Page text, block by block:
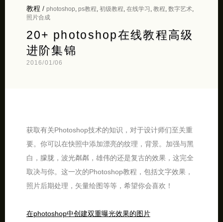
教程 / photoshop ps教程 初级教程 在线学习 教程 数字艺术,
照片合成
20+ photoshop在线教程高级
进阶集锦
2016/01/06
获取有关Photoshop技术的知识，对于设计师们至关重
要。你可以在快照中添加漂亮的纹理，背景。加强与黑
白，朦胧，波光粼粼，雄伟的还是复古的效果，这完全
取决与你。这一次的Photoshop教程，包括文字效果，
照片后期处理，矢量绘图等等，希望你会喜欢！
在photoshop中创建双重曝光效果的图片